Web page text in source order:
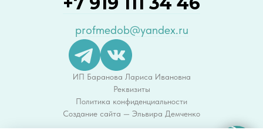
profmedob@yandex.ru
ИП Баранова Лариса Ивановна
Реквизиты
Политика конфиденциальности
Создание сайта — Эльвира Демченко